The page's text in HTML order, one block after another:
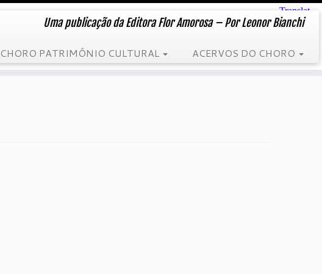
Uma publicação da Editora Flor Amorosa – Por Leonor Bianchi
CHORO PATRIMÔNIO CULTURAL ACERVOS DO CHORO